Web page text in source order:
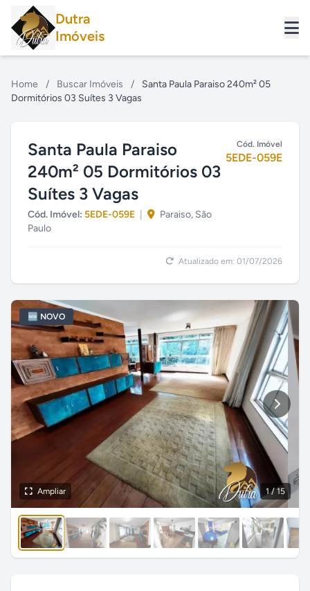
Dutra
Imóveis
Home / Buscar Imóveis /
Santa Paula Paraiso 240m² 05
Dormitórios 03 Suítes 3 Vagas
Santa Paula Paraiso
240m² 05 Dormitórios 03
Suítes 3 Vagas
Cód. Imóvel: 5EDE-059E
Paraiso, São
Paulo
Cód. Imóvel
5EDE-059E
Atualizado em: 01/07/2026
1/ 15
🆕 NOVO
Ampliar